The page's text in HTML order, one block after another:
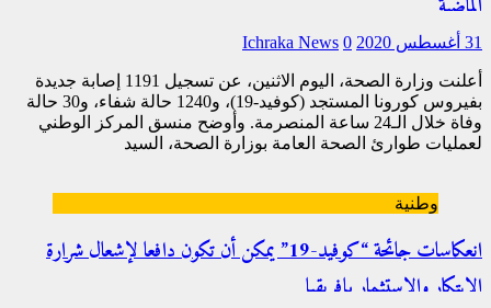
31 أغسطس 2020 Ichraka News 0
أعلنت وزارة الصحة، اليوم الاثنين، عن تسجيل 1191 إصابة جديدة
بفيروس كورونا المستجد (كوفيد-19)، و1240 حالة شفاء، و30 حالة
وفاة خلال الـ24 ساعة المنصرمة. وأوضح منسق المركز الوطني
لعمليات طوارئ الصحة العامة بوزارة الصحة، السيد
وطنية
انعكاسات جائحة “كوفيد-19” يمكن أن تكون دافعا لإشعال شرارة
الابتكار والاستثمار بإفريقيا